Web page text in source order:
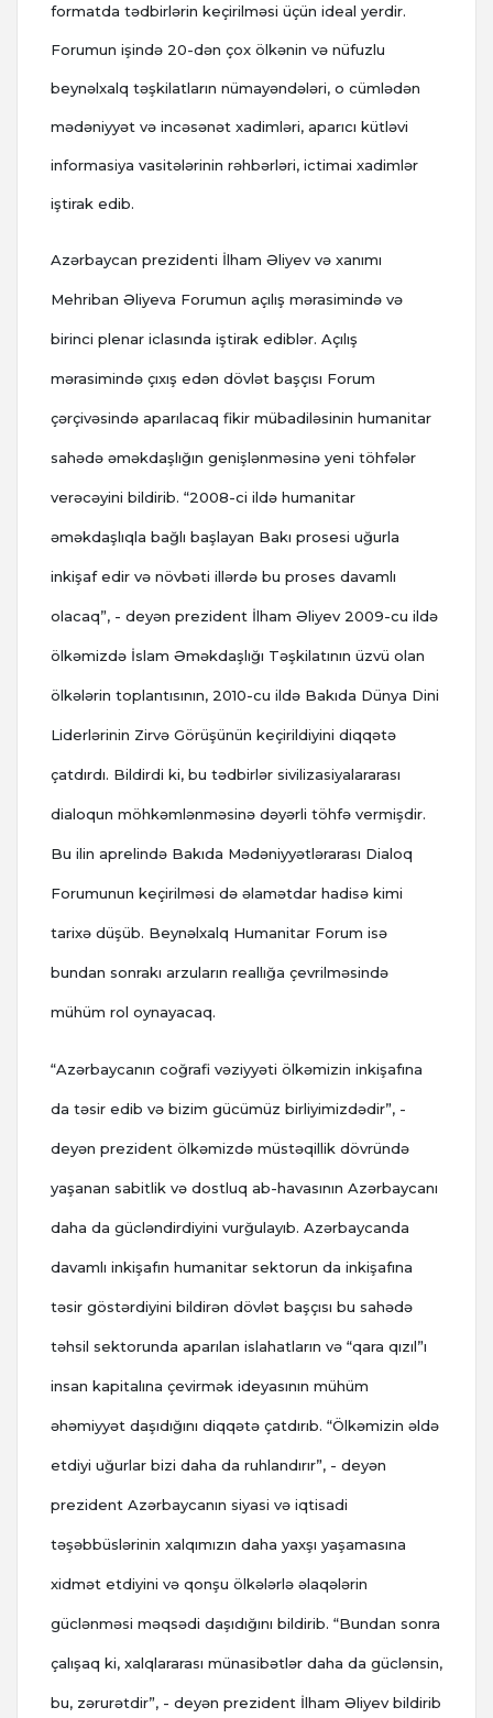
formatda tədbirlərin keçirilməsi üçün ideal yerdir.
Forumun işində 20-dən çox ölkənin və nüfuzlu
beynəlxalq təşkilatların nümayəndələri, o cümlədən
mədəniyyət və incəsənət xadimləri, aparıcı kütləvi
informasiya vasitələrinin rəhbərləri, ictimai xadimlər
iştirak edib.
Azərbaycan prezidenti İlham Əliyev və xanımı
Mehriban Əliyeva Forumun açılış mərasimində və
birinci plenar iclasında iştirak ediblər. Açılış
mərasimində çıxış edən dövlət başçısı Forum
çərçivəsində aparılacaq fikir mübadiləsinin humanitar
sahədə əməkdaşlığın genişlənməsinə yeni töhfələr
verəcəyini bildirib. “2008-ci ildə humanitar
əməkdaşlıqla bağlı başlayan Bakı prosesi uğurla
inkişaf edir və növbəti illərdə bu proses davamlı
olacaq”, - deyən prezident İlham Əliyev 2009-cu ildə
ölkəmizdə İslam Əməkdaşlığı Təşkilatının üzvü olan
ölkələrin toplantısının, 2010-cu ildə Bakıda Dünya Dini
Liderlərinin Zirvə Görüşünün keçirildiyini diqqətə
çatdırdı. Bildirdi ki, bu tədbirlər sivilizasiyalararası
dialoqun möhkəmlənməsinə dəyərli töhfə vermişdir.
Bu ilin aprelində Bakıda Mədəniyyətlərarası Dialoq
Forumunun keçirilməsi də əlamətdar hadisə kimi
tarixə düşüb. Beynəlxalq Humanitar Forum isə
bundan sonrakı arzuların reallığa çevrilməsində
mühüm rol oynayacaq.
“Azərbaycanın coğrafi vəziyyəti ölkəmizin inkişafına
da təsir edib və bizim gücümüz birliyimizdədir”, -
deyən prezident ölkəmizdə müstəqillik dövründə
yaşanan sabitlik və dostluq ab-havasının Azərbaycanı
daha da gücləndirdiyini vurğulayıb. Azərbaycanda
davamlı inkişafın humanitar sektorun da inkişafına
təsir göstərdiyini bildirən dövlət başçısı bu sahədə
təhsil sektorunda aparılan islahatların və “qara qızıl”ı
insan kapitalına çevirmək ideyasının mühüm
əhəmiyyət daşıdığını diqqətə çatdırıb. “Ölkəmizin əldə
etdiyi uğurlar bizi daha da ruhlandırır”, - deyən
prezident Azərbaycanın siyasi və iqtisadi
təşəbbüslərinin xalqımızın daha yaxşı yaşamasına
xidmət etdiyini və qonşu ölkələrlə əlaqələrin
güclənməsi məqsədi daşıdığını bildirib. “Bundan sonra
çalışaq ki, xalqlararası münasibətlər daha da güclənsin,
bu, zərurətdir”, - deyən prezident İlham Əliyev bildirib